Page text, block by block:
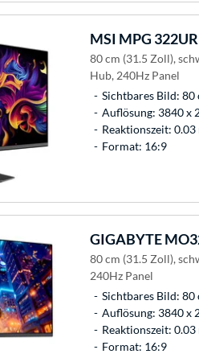
MSI MPG
80 cm (31.5 Zoll),
Hub, 240Hz Panel
Sichtbares Bild: 80
Auflösung: 3840 x
Reaktionszeit: 0.03
Format: 16:9
GIGABYTE
80 cm (31.5 Zoll),
240Hz Panel
Sichtbares Bild: 80
Auflösung: 3840 x
Reaktionszeit: 0.03
Format: 16:9